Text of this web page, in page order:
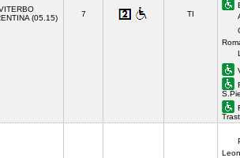
(05.15)
7 TI